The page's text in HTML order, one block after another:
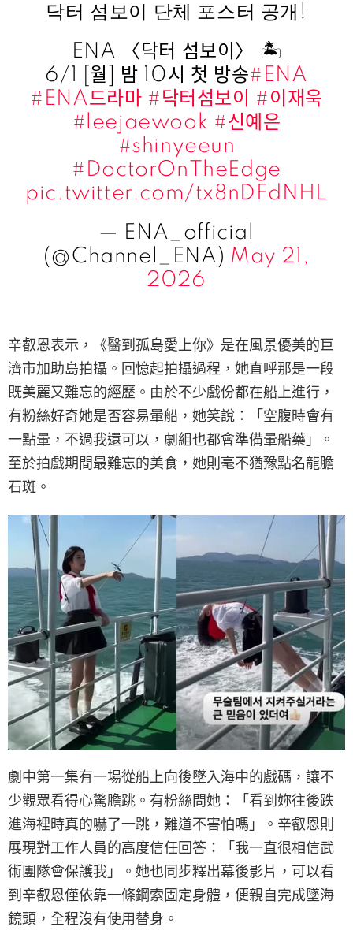
닥터 섬보이 단체 포스터 공개!
ENA 〈닥터 섬보이〉 🏝️
6/1 [월] 밤 10시 첫 방송#ENA
#ENA드라마 #닥터섬보이
#이재욱
#leejaewook #신예은
#shinyeeun
#DoctorOnTheEdge
pic.twitter.com/tx8nDFdNHL
— ENA_official
(@Channel_ENA) May 21,
2026
辛叡恩表示，《醫到孤島愛上你》是在風景優美的巨
濟市加助島拍攝。回憶起拍攝過程，她直呼那是一段
既美麗又難忘的經歷。由於不少戲份都在船上進行，
有粉絲好奇她是否容易暈船，她笑說：「空腹時會有
一點暈，不過我還可以，劇組也都會準備暈船藥」。
至於拍戲期間最難忘的美食，她則毫不猶豫點名龍膽
石斑。
劇中第一集有一場從船上向後墜入海中的戲碼，讓不
少觀眾看得心驚膽跳。有粉絲問她：「看到妳往後跌
進海裡時真的嚇了一跳，難道不害怕嗎」。辛叡恩則
展現對工作人員的高度信任回答：「我一直很相信武
術團隊會保護我」。她也同步釋出幕後影片，可以看
到辛叡恩僅依靠一條鋼索固定身體，便親自完成墜海
鏡頭，全程沒有使用替身。